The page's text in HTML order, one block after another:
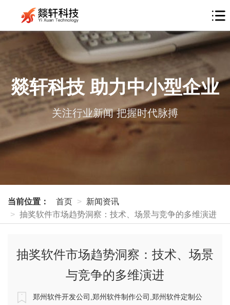
燚轩科技 助力中小型企业
关注行业新闻 把握时代脉搏
当前位置： 首页
新闻资讯
抽奖软件市场趋势洞察：技术、场景与竞争的多维演进
抽奖软件市场趋势洞察：技术、场景
与竞争的多维演进
郑州软件开发公司,郑州软件制作公司,郑州软件定制公